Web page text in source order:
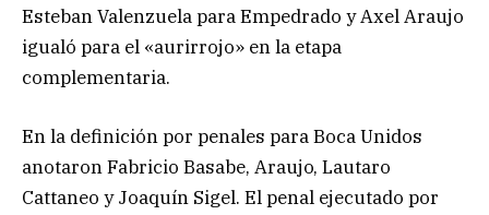
Esteban Valenzuela para Empedrado y Axel Araujo
igualó para el «aurirrojo» en la etapa
complementaria.
En la definición por penales para Boca Unidos
anotaron Fabricio Basabe, Araujo, Lautaro
Cattaneo y Joaquín Sigel. El penal ejecutado por